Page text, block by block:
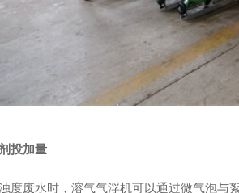
投加量
度废水时，溶气气浮机可以通过微气泡与